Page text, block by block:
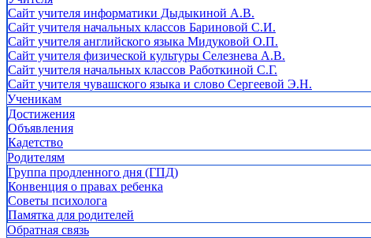
Cайт учителя информатики Дыдыкиной А.В.
Сайт учителя начальных классов Бариновой С.И.
Сайт учителя английского языка Мидуковой О.П.
Сайт учителя физической культуры Селезнева А.В.
Сайт учителя начальных классов Работкиной С.Г.
Сайт учителя чувашского языка и слово Сергеевой Э.Н.
Ученикам
Достижения
Объявления
Кадетство
Родителям
Группа продленного дня (ГПД)
Конвенция о правах ребенка
Советы психолога
Памятка для родителей
Обратная связь